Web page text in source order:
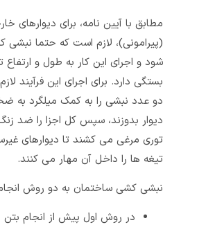
مطابق با آیین‌ نامه، برای دیوارهای خارجی
(پیرامونی)، لازم است که حتما نبشی کشی انجام
شود و اجرای این کار به طول و ارتفاع تیغه‌ ها
بستگی دارد. برای اجرای این فرآیند لازم است که
دو عدد نبشی را به کمک میلگرد به ضخامت
دیوار بدوزند، سپس کل اجزا را ضد زنگ کرده و
توری مرغی می‌ کشند تا دیوارهای غیرسازه‌ ای و
تیغه‌ ها را داخل آن مهار می‌ کنند.
نبشی کشی ساختمان به دو روش انجام می‌ شود:
در روش اول پیش از انجام بتن‌ ریزی در